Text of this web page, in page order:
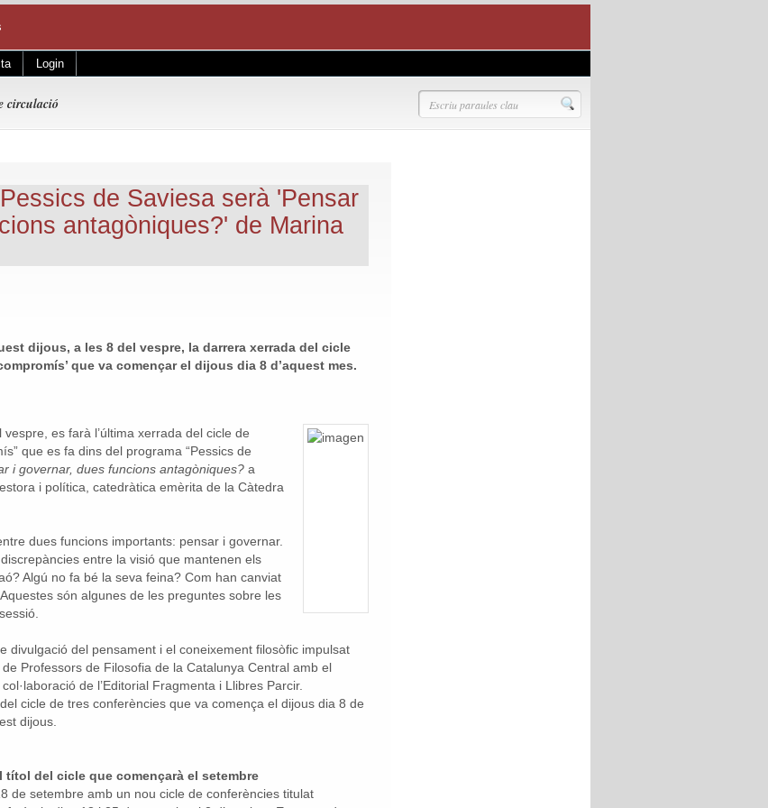
Login
circulació
de Saviesa serà 'Pensar
antagòniques?' de Marina
dijous, a les 8 del vespre, la darrera xerrada del cicle
que va començar el dijous dia 8 d’aquest mes.
es farà l’última xerrada del cicle de
que es fa dins del programa “Pessics de
i governar, dues funcions antagòniques? a
i política, catedràtica emèrita de la Càtedra
dues funcions importants: pensar i governar.
entre la visió que mantenen els
Algú no fa bé la seva feina? Com han canviat
són algunes de les preguntes sobre les
divulgació del pensament i el coneixement filosòfic impulsat
Professors de Filosofia de la Catalunya Central amb el
de l’Editorial Fragmenta i Llibres Parcir.
cicle de tres conferències que va comença el dijous dia 8 de
dijous.
títol del cicle que començarà el setembre
de setembre amb un nou cicle de conferències titulat